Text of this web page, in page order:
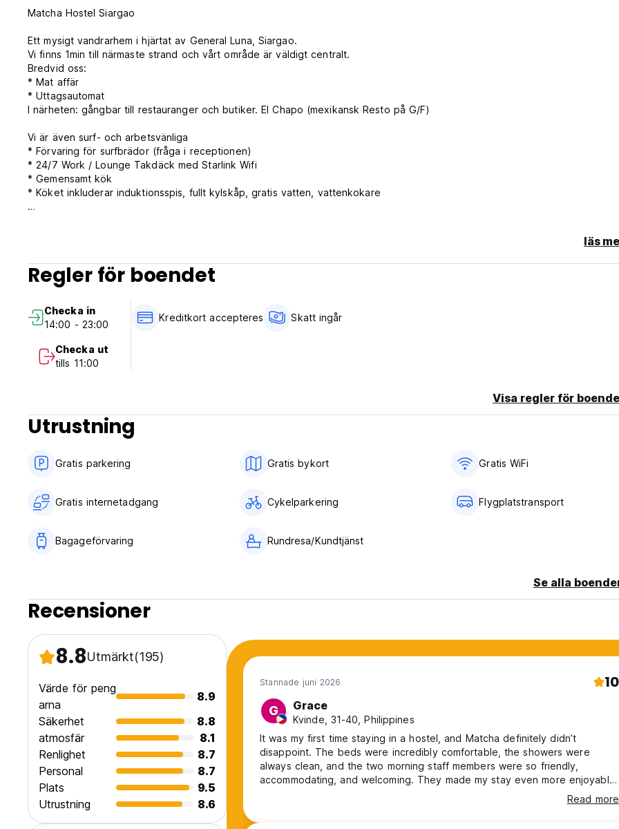
Matcha Hostel Siargao
Ett mysigt vandrarhem i hjärtat av General Luna, Siargao.
Vi finns 1min till närmaste strand och vårt område är väldigt centralt.
Bredvid oss:
* Mat affär
* Uttagsautomat
I närheten: gångbar till restauranger och butiker. El Chapo (mexikansk Resto på G/F)
Vi är även surf- och arbetsvänliga
* Förvaring för surfbrädor (fråga i receptionen)
* 24/7 Work / Lounge Takdäck med Starlink Wifi
* Gemensamt kök
* Köket inkluderar induktionsspis, fullt kylskåp, gratis vatten, vattenkokare
* Island Tour, Land Tour, Sohoton Tour
* Tvättservice
* Inget utegångsförbud, gäst har sin egen nyckel för att komma åt rummet när som helst
* Var uppmärksam på ditt ljud efter 21:00 (Auto-translated from original language)
läs
Regler för boendet
Checka in
14:00 - 23:00
Checka ut
tills 11:00
Kreditkort accepteres Skatt ingår
Visa regler för
Utrustning
Gratis parkering Gratis bykort Gratis WiFi
Gratis internetadgang Cykelparkering Flygplatstransport
Bagageförvaring Rundresa/Kundtjänst
Se alla
Recensioner
8.8Utmärkt(195)
Värde för peng
arna
8.9
Säkerhet
8.8
atmosfär
8.1
Renlighet
8.7
Personal
8.7
Plats
9.5
Utrustning
8.6
Stannade juni 2026 10
G Grace
Kvinde, 31-40, Philippines
It was my first time staying in a hostel, and Matcha definitely didn’t
disappoint. The beds were incredibly comfortable, the showers were
always clean, and the two morning staff members were so friendly,
accommodating, and welcoming. They made my stay even more enjoyable.
I would definitely recommend this hostel to anyone visiting Siargao!Read more